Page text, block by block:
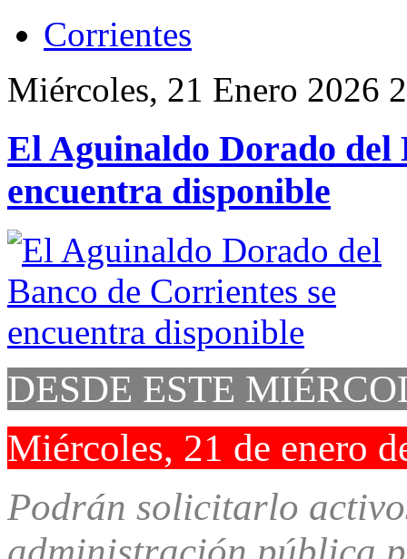
Corrientes
Miércoles, 21 Enero 2026
El Aguinaldo Dorado del
encuentra disponible
DESDE ESTE
Miércoles, 21 de enero
Podrán solicitarlo